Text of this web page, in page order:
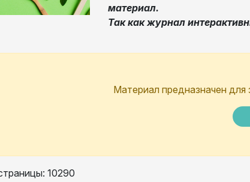
материал.
Так как журнал
Материал предназначен для
10290